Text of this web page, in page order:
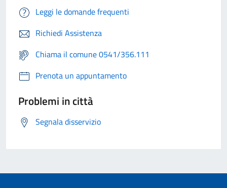
Leggi le domande frequenti
Richiedi Assistenza
Chiama il comune 0541/356.111
Prenota un appuntamento
Problemi in città
Segnala disservizio